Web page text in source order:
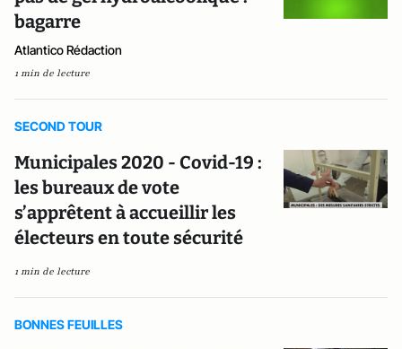
bagarre
Atlantico Rédaction
1 min de lecture
SECOND TOUR
Municipales 2020 - Covid-19 :
les bureaux de vote
s’apprêtent à accueillir les
électeurs en toute sécurité
1 min de lecture
BONNES FEUILLES